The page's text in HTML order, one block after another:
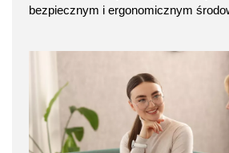
bezpiecznym i ergonomicznym